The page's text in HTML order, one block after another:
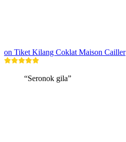
on Tiket Kilang Coklat Maison Cailler
“Seronok gila”